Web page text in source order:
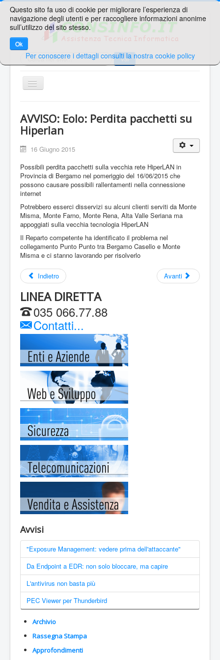
Cerca... Vai
TPL_PROTOSTAR_TOGGLE_MENU
Ricerche Veloci
Area Clienti
Contatti
Sei qui: Home Avvisi
Archivio
AVVISO: Eolo: Perdita pacchetti su Hiperlan
AVVISO: Eolo: Perdita pacchetti su
Hiperlan
16 Giugno 2015
Possibili perdita pacchetti sulla vecchia rete HiperLAN in
Provincia di Bergamo nel pomeriggio del 16/06/2015 che
possono causare possibili rallentamenti nella connessione
internet
Potrebbero esserci disservizi su alcuni clienti serviti da Monte
Misma, Monte Farno, Monte Rena, Alta Valle Seriana ma
appoggiati sulla vecchia tecnologia HiperLAN
Il Reparto competente ha identificato il problema nel
collegamento Punto Punto tra Bergamo Casello e Monte
Misma e ci stanno lavorando per risolverlo
Indietro Avanti
LINEA DIRETTA
035 066.77.88
Contatti...
Avvisi
"Exposure Management: vedere prima dell'attaccante"
Da Endpoint a EDR: non solo bloccare, ma capire
L'antivirus non basta più
PEC Viewer per Thunderbird
Archivio
Rassegna Stampa
Approfondimenti
Questo sito fa uso di cookie per migliorare l’esperienza di
navigazione degli utenti e per raccogliere informazioni anonime
sull’utilizzo del sito stesso.
Ok
Per conoscere i dettagli consulti la nostra cookie policy